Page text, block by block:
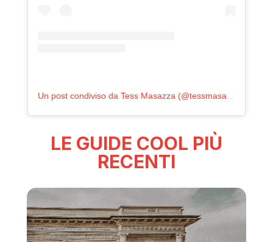
Un post condiviso da Tess Masazza (@tessmasazza)
LE GUIDE COOL PIÙ
RECENTI